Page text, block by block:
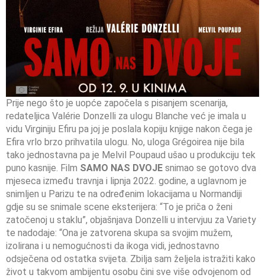
Prije nego što je uopće započela s pisanjem scenarija,
redateljica Valérie Donzelli za ulogu Blanche već je imala u
vidu Virginiju Efiru pa joj je poslala kopiju knjige nakon čega je
Efira vrlo brzo prihvatila ulogu. No, uloga Grégoirea nije bila
tako jednostavna pa je Melvil Poupaud ušao u produkciju tek
puno kasnije. Film SAMO NAS DVOJE snimao se gotovo dva
mjeseca između travnja i lipnja 2022. godine, a uglavnom je
snimljen u Parizu te na određenim lokacijama u Normandiji
gdje su se snimale scene eksterijera: “To je priča o ženi
zatočenoj u staklu”, objašnjava Donzelli u intervjuu za Variety
te nadodaje: “Ona je zatvorena skupa sa svojim mužem,
izolirana i u nemogućnosti da ikoga vidi, jednostavno
odsječena od ostatka svijeta. Zbilja sam željela istražiti kako
život u takvom ambijentu osobu čini sve više odvojenom od